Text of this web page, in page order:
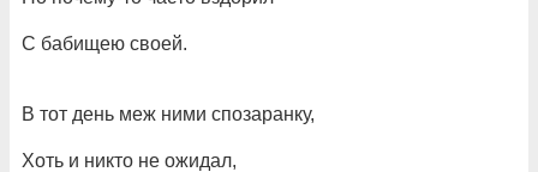
С бабищею своей.
В тот день меж ними спозаранку,
Хоть и никто не ожидал,